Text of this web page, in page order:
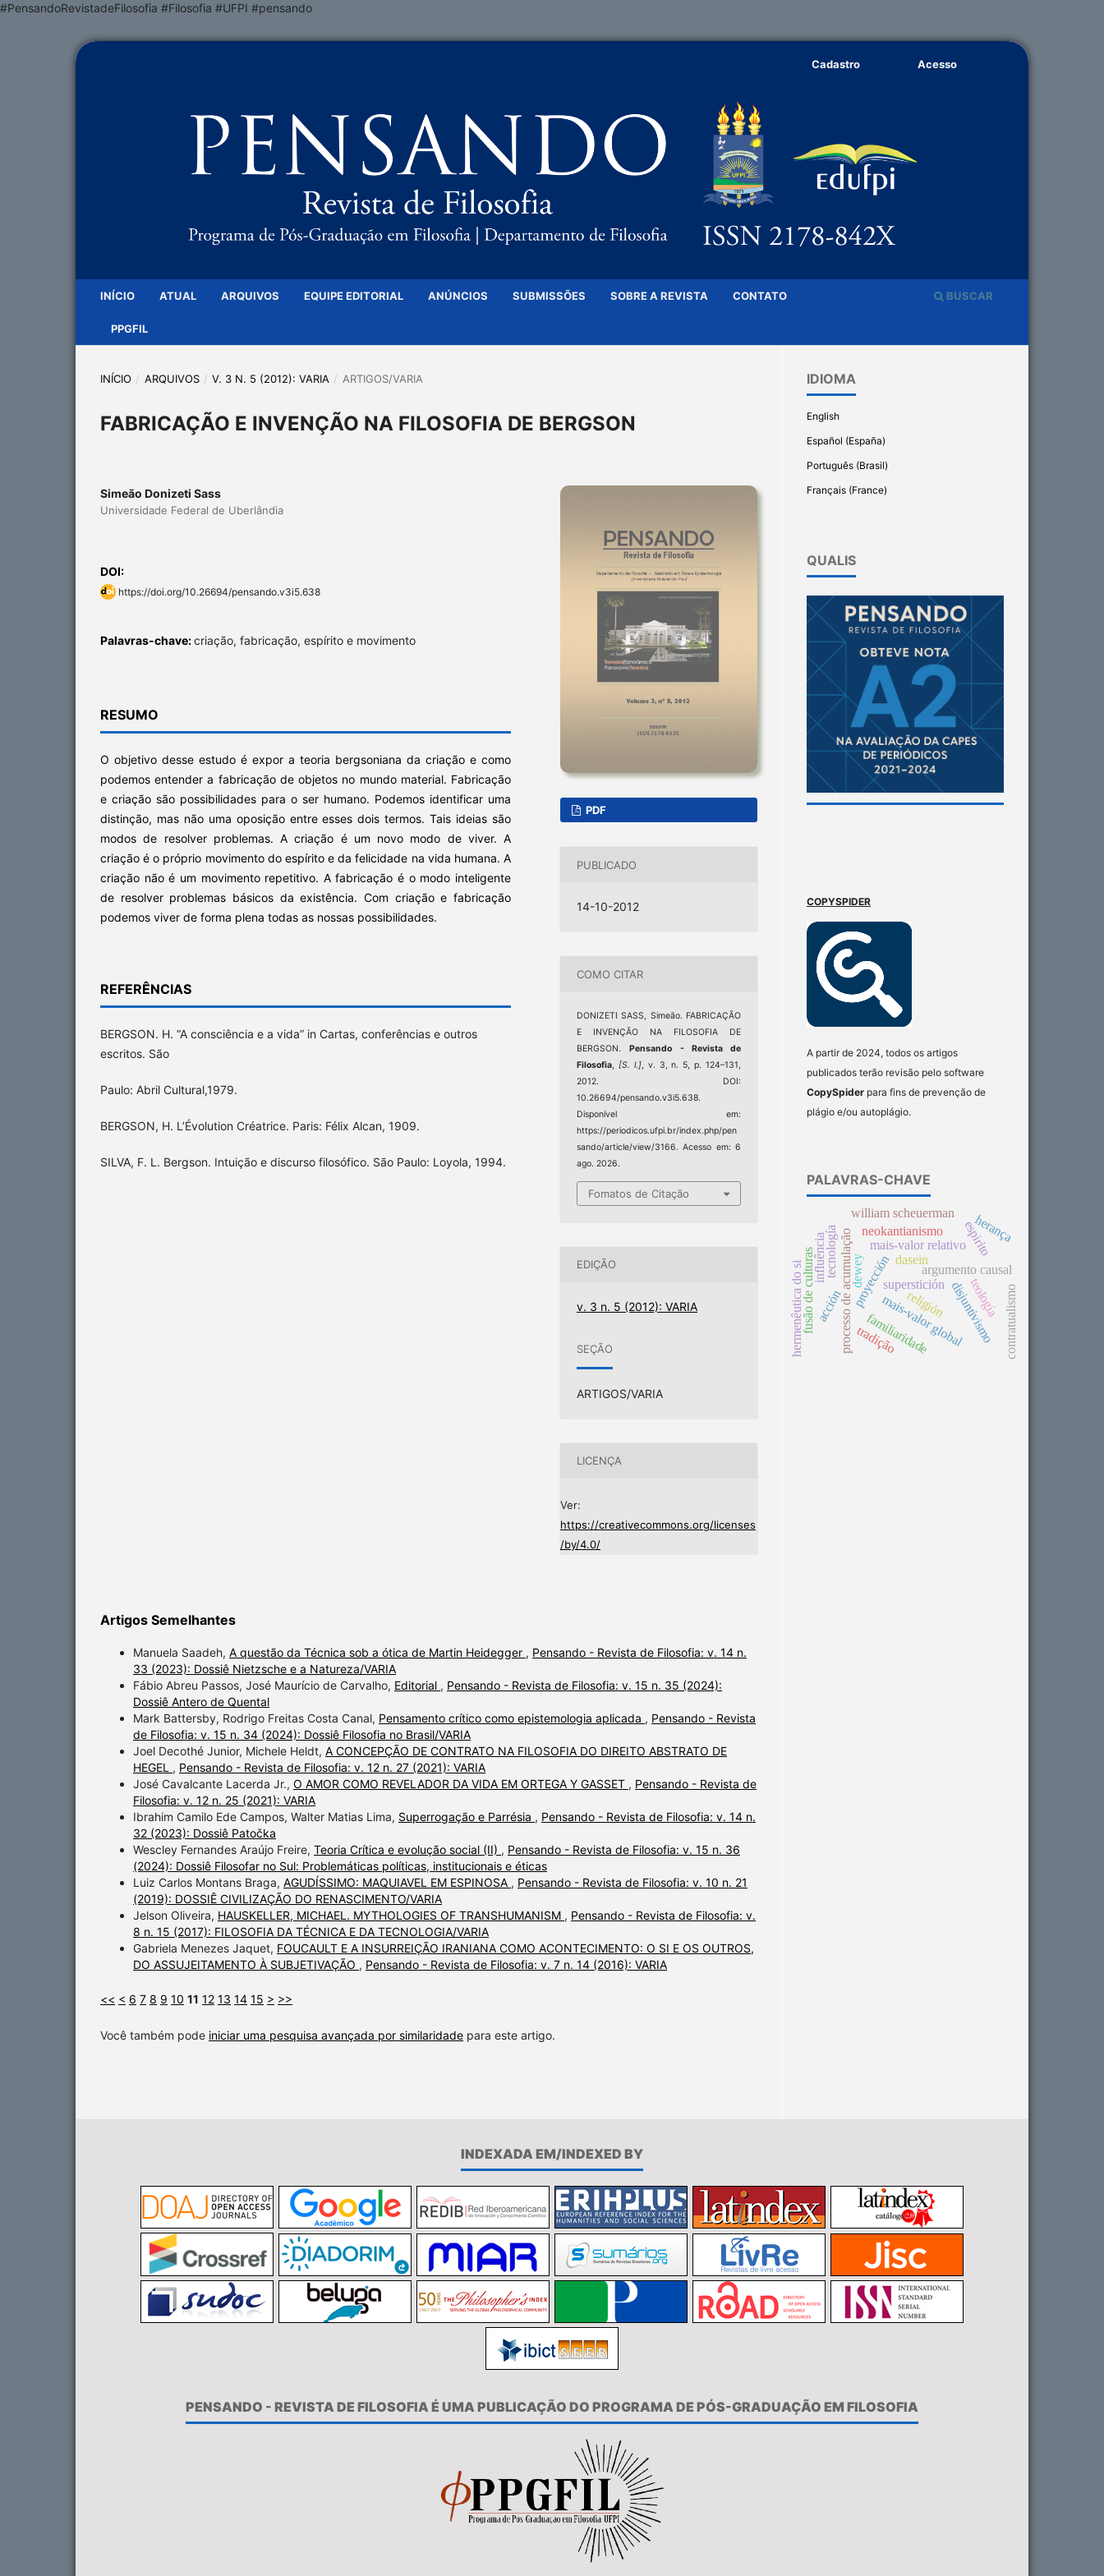
#PensandoRevistadeFilosofia #Filosofia #UFPI #pensando
INÍCIO ATUAL ARQUIVOS EQUIPE EDITORIAL ANÚNCIOS SUBMISSÕES SOBRE A REVISTA CONTATO
PPGFIL
BUSCAR
Cadastro Acesso
INÍCIO / ARQUIVOS / V. 3 N. 5 (2012): VARIA / ARTIGOS/VARIA
FABRICAÇÃO E INVENÇÃO NA FILOSOFIA DE BERGSON
Simeão Donizeti Sass
Universidade Federal de Uberlândia
DOI:
https://doi.org/10.26694/pensando.v3i5.638
Palavras-chave:criação, fabricação, espírito e movimento
RESUMO
O objetivo desse estudo é expor a teoria bergsoniana da criação e como
podemos entender a fabricação de objetos no mundo material. Fabricação
e criação são possibilidades para o ser humano. Podemos identificar uma
distinção, mas não uma oposição entre esses dois termos. Tais ideias são
modos de resolver problemas. A criação é um novo modo de viver. A
criação é o próprio movimento do espírito e da felicidade na vida humana. A
criação não é um movimento repetitivo. A fabricação é o modo inteligente
de resolver problemas básicos da existência. Com criação e fabricação
podemos viver de forma plena todas as nossas possibilidades.
REFERÊNCIAS
BERGSON. H. “A consciência e a vida” in Cartas, conferências e outros
escritos. São
Paulo: Abril Cultural,1979.
BERGSON, H. L’Évolution Créatrice. Paris: Félix Alcan, 1909.
SILVA, F. L. Bergson. Intuição e discurso filosófico. São Paulo: Loyola, 1994.
PDF
PUBLICADO
14-10-2012
COMO CITAR
DONIZETI SASS, Simeão. FABRICAÇÃO
E INVENÇÃO NA FILOSOFIA DE
BERGSON.Pensando - Revista de
Filosofia, [S. l.], v. 3, n. 5, p. 124–131,
2012. DOI:
10.26694/pensando.v3i5.638.
Disponível em:
https://periodicos.ufpi.br/index.php/pen
sando/article/view/3166. Acesso em: 6
ago. 2026.
Fomatos de Citação
EDIÇÃO
v. 3 n. 5 (2012): VARIA
SEÇÃO
ARTIGOS/VARIA
LICENÇA
Ver:
https://creativecommons.org/licenses
/by/4.0/
Artigos Semelhantes
Manuela Saadeh, A questão da Técnica sob a ótica de Martin Heidegger , Pensando - Revista de Filosofia: v. 14 n.
33 (2023): Dossiê Nietzsche e a Natureza/VARIA
Fábio Abreu Passos, José Maurício de Carvalho, Editorial , Pensando - Revista de Filosofia: v. 15 n. 35 (2024):
Dossiê Antero de Quental
Mark Battersby, Rodrigo Freitas Costa Canal, Pensamento crítico como epistemologia aplicada , Pensando - Revista
de Filosofia: v. 15 n. 34 (2024): Dossiê Filosofia no Brasil/VARIA
Joel Decothé Junior, Michele Heldt, A CONCEPÇÃO DE CONTRATO NA FILOSOFIA DO DIREITO ABSTRATO DE
HEGEL , Pensando - Revista de Filosofia: v. 12 n. 27 (2021): VARIA
José Cavalcante Lacerda Jr., O AMOR COMO REVELADOR DA VIDA EM ORTEGA Y GASSET , Pensando - Revista de
Filosofia: v. 12 n. 25 (2021): VARIA
Ibrahim Camilo Ede Campos, Walter Matias Lima, Superrogação e Parrésia , Pensando - Revista de Filosofia: v. 14 n.
32 (2023): Dossiê Patočka
Wescley Fernandes Araújo Freire, Teoria Crítica e evolução social (II) , Pensando - Revista de Filosofia: v. 15 n. 36
(2024): Dossiê Filosofar no Sul: Problemáticas políticas, institucionais e éticas
Luiz Carlos Montans Braga, AGUDÍSSIMO: MAQUIAVEL EM ESPINOSA , Pensando - Revista de Filosofia: v. 10 n. 21
(2019): DOSSIÊ CIVILIZAÇÃO DO RENASCIMENTO/VARIA
Jelson Oliveira, HAUSKELLER, MICHAEL. MYTHOLOGIES OF TRANSHUMANISM , Pensando - Revista de Filosofia: v.
8 n. 15 (2017): FILOSOFIA DA TÉCNICA E DA TECNOLOGIA/VARIA
Gabriela Menezes Jaquet, FOUCAULT E A INSURREIÇÃO IRANIANA COMO ACONTECIMENTO: O SI E OS OUTROS,
DO ASSUJEITAMENTO À SUBJETIVAÇÃO , Pensando - Revista de Filosofia: v. 7 n. 14 (2016): VARIA
<< < 6 7 8 9 10 11 12 13 14 15 > >>
Você também pode iniciar uma pesquisa avançada por similaridade para este artigo.
IDIOMA
English
Español (España)
Português (Brasil)
Français (France)
QUALIS
COPYSPIDER
A partir de 2024, todos os artigos
publicados terão revisão pelo software
CopySpider para fins de prevenção de
plágio e/ou autoplágio.
PALAVRAS-CHAVE
argumento causal
superstición
proyección
processo de acumulação mais-valor global
mais-valor relativo
disjuntivismo
religión
tecnología dewey
teología
espirito
influência
familiaridade
william scheuerman
neokantianismo
dasein
herança
tradição
fusão de culturas
hermenêutica do si contratualismo
acción
INDEXADA EM/INDEXED BY
PENSANDO - REVISTA DE FILOSOFIA É UMA PUBLICAÇÃO DO PROGRAMA DE PÓS-GRADUAÇÃO EM FILOSOFIA